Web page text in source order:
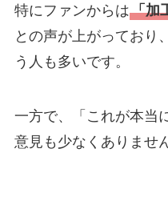
特にファンからは「加
との声が上がっており
う人も多いです。
一方で、「これが本当
意見も少なくありませ